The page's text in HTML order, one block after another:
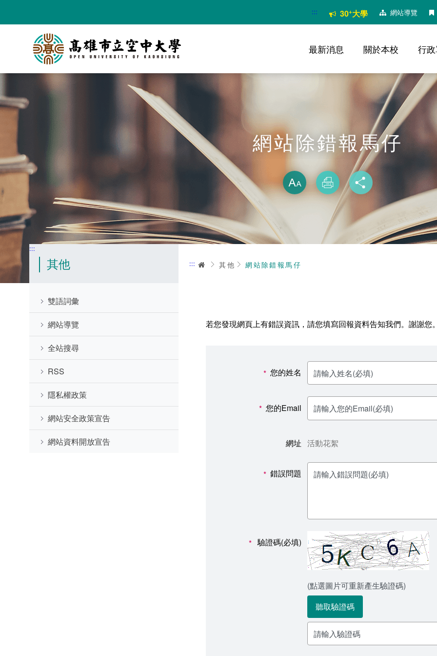
要
::: 30+大學 網站導覽
最新消息 關於本校 行
網站除錯報馬仔
放大
列印
:::
其他
雙語詞彙
網站導覽
全站搜尋
RSS
隱私權政策
網站安全政策宣告
網站資料開放宣告
::: 首頁其他 網站除錯報馬仔
若您發現網頁上有錯誤資訊，請您填寫回報資料告知我們。謝謝您
* 您的姓名
* 您的Email
網址 活動花絮
* 錯誤問題
* 驗證碼(必填)
(點選圖片可重新產生驗證碼)
聽取驗證碼